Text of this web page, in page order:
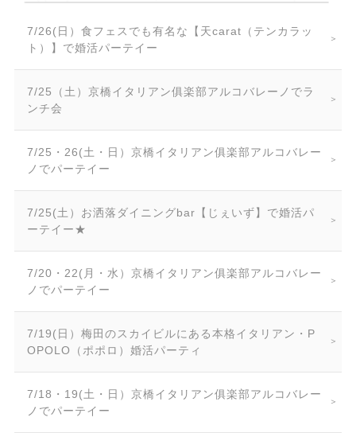
7/26(日）食フェスでも有名な【天carat（テンカラッ
ト）】で婚活パーテイー
7/25（土）京橋イタリアン俱楽部アルコバレーノでラ
ンチ会
7/25・26(土・日）京橋イタリアン俱楽部アルコバレー
ノでパーテイー
7/25(土）お洒落ダイニングbar【じぇいず】で婚活パ
ーテイー★
7/20・22(月・水）京橋イタリアン俱楽部アルコバレー
ノでパーテイー
7/19(日）梅田のスカイビルにある本格イタリアン・P
OPOLO（ポポロ）婚活パーティ
7/18・19(土・日）京橋イタリアン俱楽部アルコバレー
ノでパーテイー